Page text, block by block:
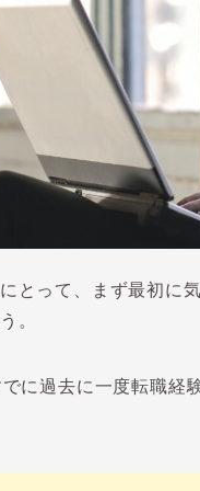
とって、まず最初に
。
に過去に一度転職経